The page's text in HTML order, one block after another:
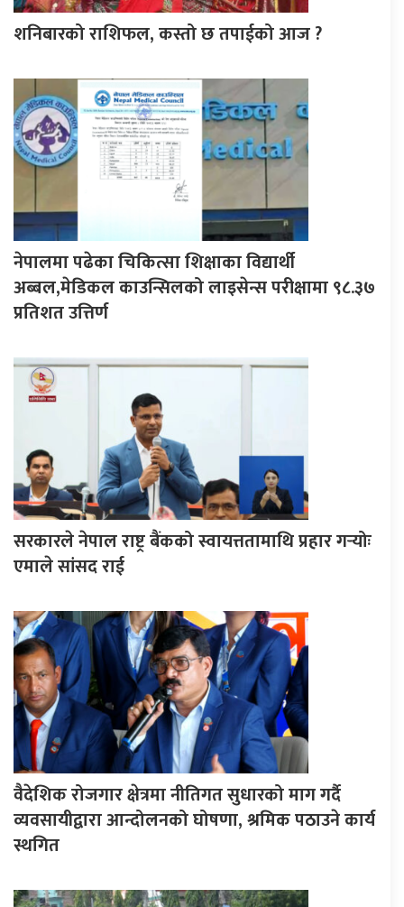
शनिबारको राशिफल, कस्तो छ तपाईको आज ?
नेपालमा पढेका चिकित्सा शिक्षाका विद्यार्थी
अब्बल,मेडिकल काउन्सिलको लाइसेन्स परीक्षामा ९८.३७
प्रतिशत उत्तिर्ण
सरकारले नेपाल राष्ट्र बैंकको स्वायत्ततामाथि प्रहार गर्‍योः
एमाले सांसद राई
वैदेशिक रोजगार क्षेत्रमा नीतिगत सुधारको माग गर्दै
व्यवसायीद्वारा आन्दोलनको घोषणा, श्रमिक पठाउने कार्य
स्थगित